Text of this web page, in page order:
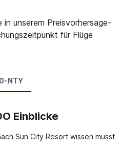
unserem Preisvorhersage-
für Flüge
NTY
Einblicke
Sun City Resort wissen musst